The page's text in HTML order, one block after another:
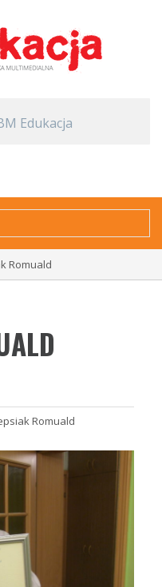
Romuald
Romuald